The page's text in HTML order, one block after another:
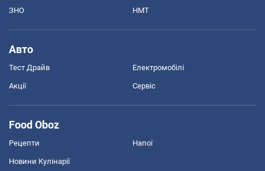
ЗНО НМТ
Авто
Тест Драйв Електромобілі
Акції Сервіс
Food Oboz
Рецепти Напої
Новини Кулінарії